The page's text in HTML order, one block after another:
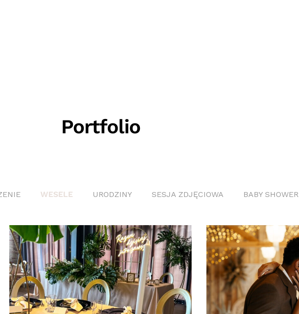
Portfolio
WESELE URODZINY SESJA ZDJĘCIOWA BABY SHOWER